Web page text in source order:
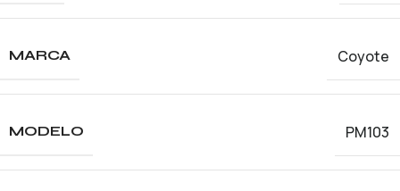
MARCA Coyote
MODELO PM103